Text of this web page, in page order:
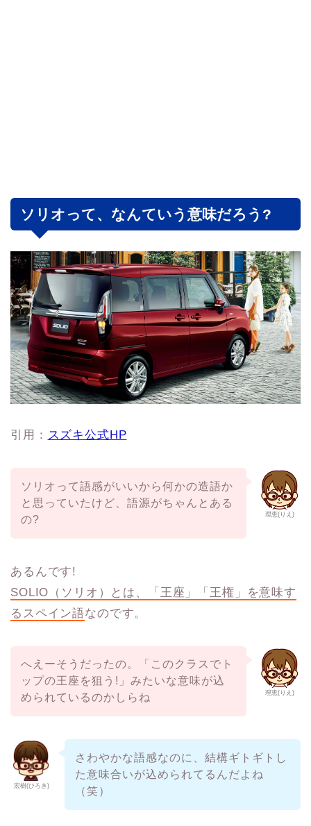
ソリオって、なんていう意味だろう?
引用： スズキ公式HP
理恵(りえ)
ソリオって語感がいいから何かの造語か
と思っていたけど、語源がちゃんとある
の?
あるんです!
SOLIO（ソリオ）とは、「王座」「王権」を意味す
るスペイン語なのです。
理恵(りえ)
へえーそうだったの。「このクラスでト
ップの王座を狙う!」みたいな意味が込
められているのかしらね
宏樹(ひろき)
さわやかな語感なのに、結構ギトギトし
た意味合いが込められてるんだよね
（笑）